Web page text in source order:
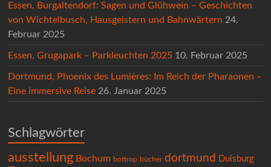
Essen, Burgaltendorf: Sagen und Glühwein – Geschichten
von Wichtelbusch, Hausgeistern und Bahnwärtern 24.
Februar 2025
Essen, Grugapark – Parkleuchten 2025 10. Februar 2025
Dortmund, Phoenix des Lumières: Im Reich der Pharaonen –
Eine immersive Reise 26. Januar 2025
Schlagwörter
ausstellung Bochum bottrop bücher dortmund Duisburg